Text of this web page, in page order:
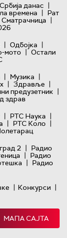
Србија данас |
времена | Рат
Сматрачница |
| Одбојка |
мото | Остали
| Музика |
| Здравље |
предузетник |
здрав
| РТС Наука |
| РТС Коло |
2 | Радио
| Радио
| Радио
| Конкурси |
МАПА САЈТА